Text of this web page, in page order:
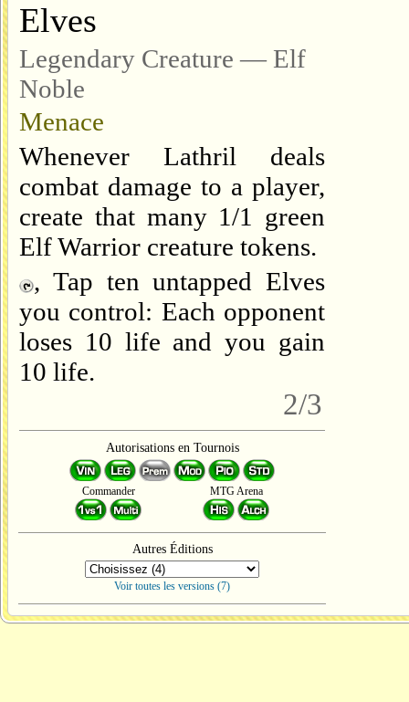
Elves
Legendary Creature — Elf
Noble
Menace
Whenever Lathril deals
combat damage to a player,
create that many 1/1 green
Elf Warrior creature tokens.
, Tap ten untapped Elves
you control: Each opponent
loses 10 life and you gain
10 life.
2/3
Autorisations en Tournois
Commander MTG Arena
Autres Éditions
Voir toutes les versions (7)